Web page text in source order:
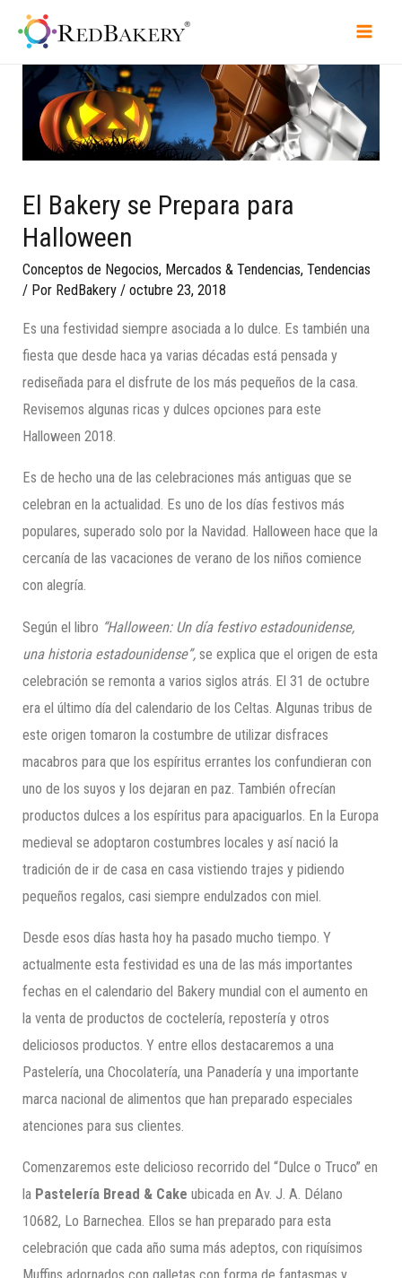
El Bakery se Prepara para
Halloween
Conceptos de Negocios, Mercados & Tendencias,Tendencias
/ Por RedBakery /octubre 23, 2018
Es una festividad siempre asociada a lo dulce. Es también una
fiesta que desde haca ya varias décadas está pensada y
rediseñada para el disfrute de los más pequeños de la casa.
Revisemos algunas ricas y dulces opciones para este
Halloween 2018.
Es de hecho una de las celebraciones más antiguas que se
celebran en la actualidad. Es uno de los días festivos más
populares, superado solo por la Navidad. Halloween hace que la
cercanía de las vacaciones de verano de los niños comience
con alegría.
Según el libro “Halloween: Un día festivo estadounidense,
una historia estadounidense”, se explica que el origen de esta
celebración se remonta a varios siglos atrás. El 31 de octubre
era el último día del calendario de los Celtas. Algunas tribus de
este origen tomaron la costumbre de utilizar disfraces
macabros para que los espíritus errantes los confundieran con
uno de los suyos y los dejaran en paz. También ofrecían
productos dulces a los espíritus para apaciguarlos. En la Europa
medieval se adoptaron costumbres locales y así nació la
tradición de ir de casa en casa vistiendo trajes y pidiendo
pequeños regalos, casi siempre endulzados con miel.
Desde esos días hasta hoy ha pasado mucho tiempo. Y
actualmente esta festividad es una de las más importantes
fechas en el calendario del Bakery mundial con el aumento en
la venta de productos de coctelería, repostería y otros
deliciosos productos. Y entre ellos destacaremos a una
Pastelería, una Chocolatería, una Panadería y una importante
marca nacional de alimentos que han preparado especiales
atenciones para sus clientes.
Comenzaremos este delicioso recorrido del “Dulce o Truco” en
la Pastelería Bread & Cake ubicada en Av. J. A. Délano
10682, Lo Barnechea. Ellos se han preparado para esta
celebración que cada año suma más adeptos, con riquísimos